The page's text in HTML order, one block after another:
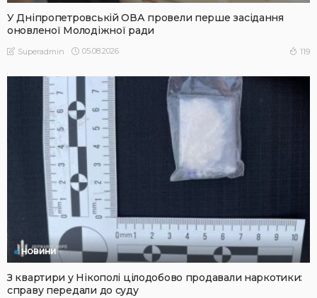
У Дніпропетровській ОВА провели перше засідання
оновленої Молодіжної ради
Superadmin 05.08.2026 119
НОВИНИ
З квартири у Нікополі цілодобово продавали наркотики:
справу передали до суду